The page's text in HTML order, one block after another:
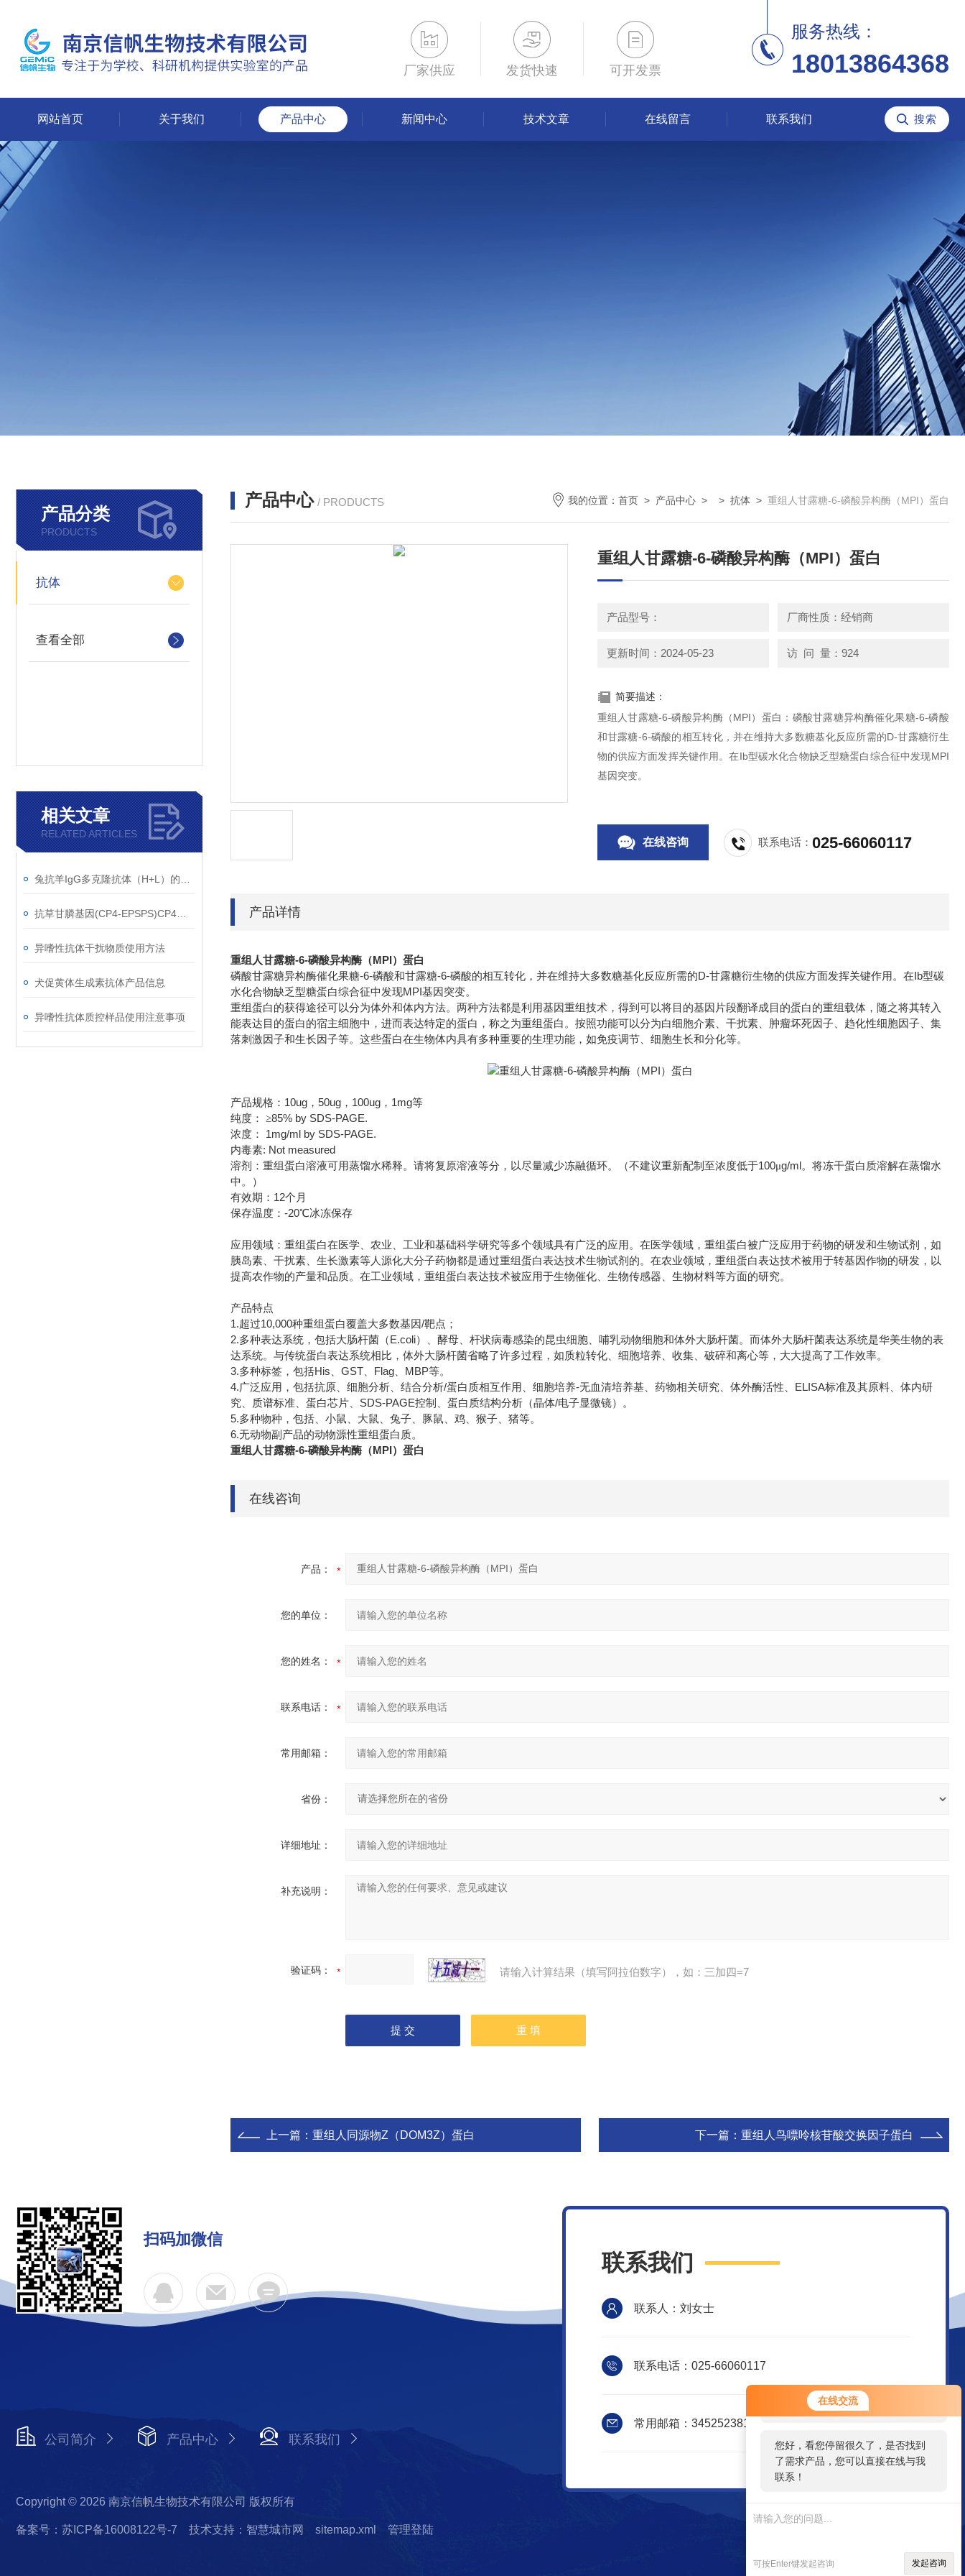
在线交流
您好！欢迎前来咨询，很高兴为您
服务，请问您要咨询什么问题呢？
您好，看您停留很久了，是否找到
了需求产品，您可以直接在线与我
联系！
可按Enter键发起咨询 发起咨询
厂家供应 发货快速 可开发票
服务热线：
18013864368
网站首页 关于我们 产品中心 新闻中心 技术文章 在线留言 联系我们
产品分类
PRODUCTS
抗体
查看全部
相关文章
RELATED ARTICLES
异嗜性抗体干扰物质使用方法
犬促黄体生成素抗体产品信息
异嗜性抗体质控样品使用注意事项
产品中心 / PRODUCTS 我的位置： 首页 > 产品中心 > > 抗体 > 重组人甘露糖-6-磷酸异构酶（MPI）蛋白
重组人甘露糖-6-磷酸异构酶（MPI）蛋白
产品型号： 厂商性质：经销商
更新时间：2024-05-23 访 问 量：924
简要描述：
重组人甘露糖-6-磷酸异构酶（MPI）蛋白：磷酸甘露糖异构酶催化果糖-6-磷酸
和甘露糖-6-磷酸的相互转化，并在维持大多数糖基化反应所需的D-甘露糖衍生
物的供应方面发挥关键作用。在Ib型碳水化合物缺乏型糖蛋白综合征中发现MPI
基因突变。
在线咨询 联系电话：025-66060117
产品详情
重组人甘露糖-6-磷酸异构酶（MPI）蛋白
磷酸甘露糖异构酶催化果糖-6-磷酸和甘露糖-6-磷酸的相互转化，并在维持大多数糖基化反应所需的D-甘露糖衍生物的供应方面发挥关键作用。在Ib型碳
水化合物缺乏型糖蛋白综合征中发现MPI基因突变。
重组蛋白的获得途径可以分为体外和体内方法。两种方法都是利用基因重组技术，得到可以将目的基因片段翻译成目的蛋白的重组载体，随之将其转入
能表达目的蛋白的宿主细胞中，进而表达特定的蛋白，称之为重组蛋白。按照功能可以分为白细胞介素、干扰素、肿瘤坏死因子、趋化性细胞因子、集
落刺激因子和生长因子等。这些蛋白在生物体内具有多种重要的生理功能，如免疫调节、细胞生长和分化等。
产品规格： 10ug ， 50ug ， 100ug ， 1mg等
纯度：
≥85% by SDS-PAGE.
浓度： 1mg/ml by SDS-PAGE.
内毒素: Not measured
溶剂：重组蛋白溶液可用蒸馏水稀释。请将复原溶液等分，以尽量减少冻融循环。（不建议重新配制至浓度低于100μg/ml。将冻干蛋白质溶解在蒸馏水
中。）
有效期： 12个月
保存温度： -20℃冰冻保存
应用领域：重组蛋白在医学、农业、工业和基础科学研究等多个领域具有广泛的应用。在医学领域，重组蛋白被广泛应用于药物的研发和生物试剂，如
胰岛素、干扰素、生长激素等人源化大分子药物都是通过重组蛋白表达技术生物试剂的。在农业领域，重组蛋白表达技术被用于转基因作物的研发，以
提高农作物的产量和品质。在工业领域，重组蛋白表达技术被应用于生物催化、生物传感器、生物材料等方面的研究。
产品特点
1.超过10,000种重组蛋白覆盖大多数基因/靶点；
2.多种表达系统，包括大肠杆菌（E.coli）、酵母、杆状病毒感染的昆虫细胞、哺乳动物细胞和体外大肠杆菌。而体外大肠杆菌表达系统是华美生物的表
达系统。与传统蛋白表达系统相比，体外大肠杆菌省略了许多过程，如质粒转化、细胞培养、收集、破碎和离心等，大大提高了工作效率。
3.多种标签，包括His GST Flag MBP等。
4.广泛应用，包括抗原、细胞分析、结合分析/蛋白质相互作用、细胞培养-无血清培养基、药物相关研究、体外酶活性、 ELISA标准及其原料、体内研
究、质谱标准、蛋白芯片、 SDS-PAGE控制、蛋白质结构分析（晶体/电子显微镜）。
5.多种物种，包括、小鼠、大鼠、兔子、豚鼠、鸡、猴子、猪等。
6.无动物副产品的动物源性重组蛋白质。
重组人甘露糖-6-磷酸异构酶（MPI）蛋白
在线咨询
产品：
您的单位：
您的姓名：
联系电话：
常用邮箱：
省份：
详细地址：
补充说明：
验证码： 请输入计算结果（填写阿拉伯数字），如：三加四=7
上一篇： 重组人同源物Z（DOM3Z）蛋白 下一篇： 重组人鸟嘌呤核苷酸交换因子蛋白
扫码加微信
公司简介 产品中心 联系我们
Copyright © 2026 南京信帆生物技术有限公司 版权所有
备案号：苏ICP备16008122号-7 技术支持：智慧城市网 sitemap.xml 管理登陆
联系我们
联系人：刘女士
联系电话：025-66060117
常用邮箱：3452523816@qq.com